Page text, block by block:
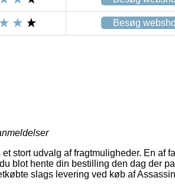
Besøg
stort udvalg af fragtmuligheder. En af
blot hente din bestilling den dag der
slags levering ved køb af